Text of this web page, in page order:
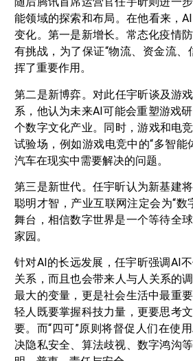
能领域的探索和布局。在他看来，
变化。第一是新增长。常态化疫情
有挑战，为了保证“物流、资金流、
挥了重要作用。
第二是新博弈。对此任宇昕谈及游
系，他认为未来AI可能会重塑游戏
个数字文化产业。同时，游戏和电
试验场，例如游戏电竞中的“多智能
汽车在现实中需要解决的问题。
第三是新世代。任宇昕认为新基建
聪明才智，产业互联网注定会为“数
舞台，相信数字世界是一个等待全
家园。
针对AI的长远发展，任宇昕强调AI
关系，而且也会带来人与人关系的
最大的变量，更是社会生活中最重
轻人既要掌握科技力量，更要思考
要。而“四可”原则将督促人们在使
决隐私安全、算法歧视、数字鸿沟